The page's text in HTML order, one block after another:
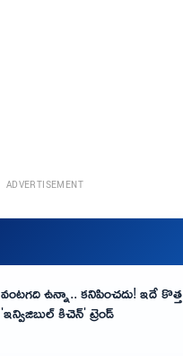
ADVERTISEMENT
వంటగది ఉన్నా.. కనిపించదు! ఇదే కొత్త
'ఇన్విజిబుల్ కిచెన్' ట్రెండ్